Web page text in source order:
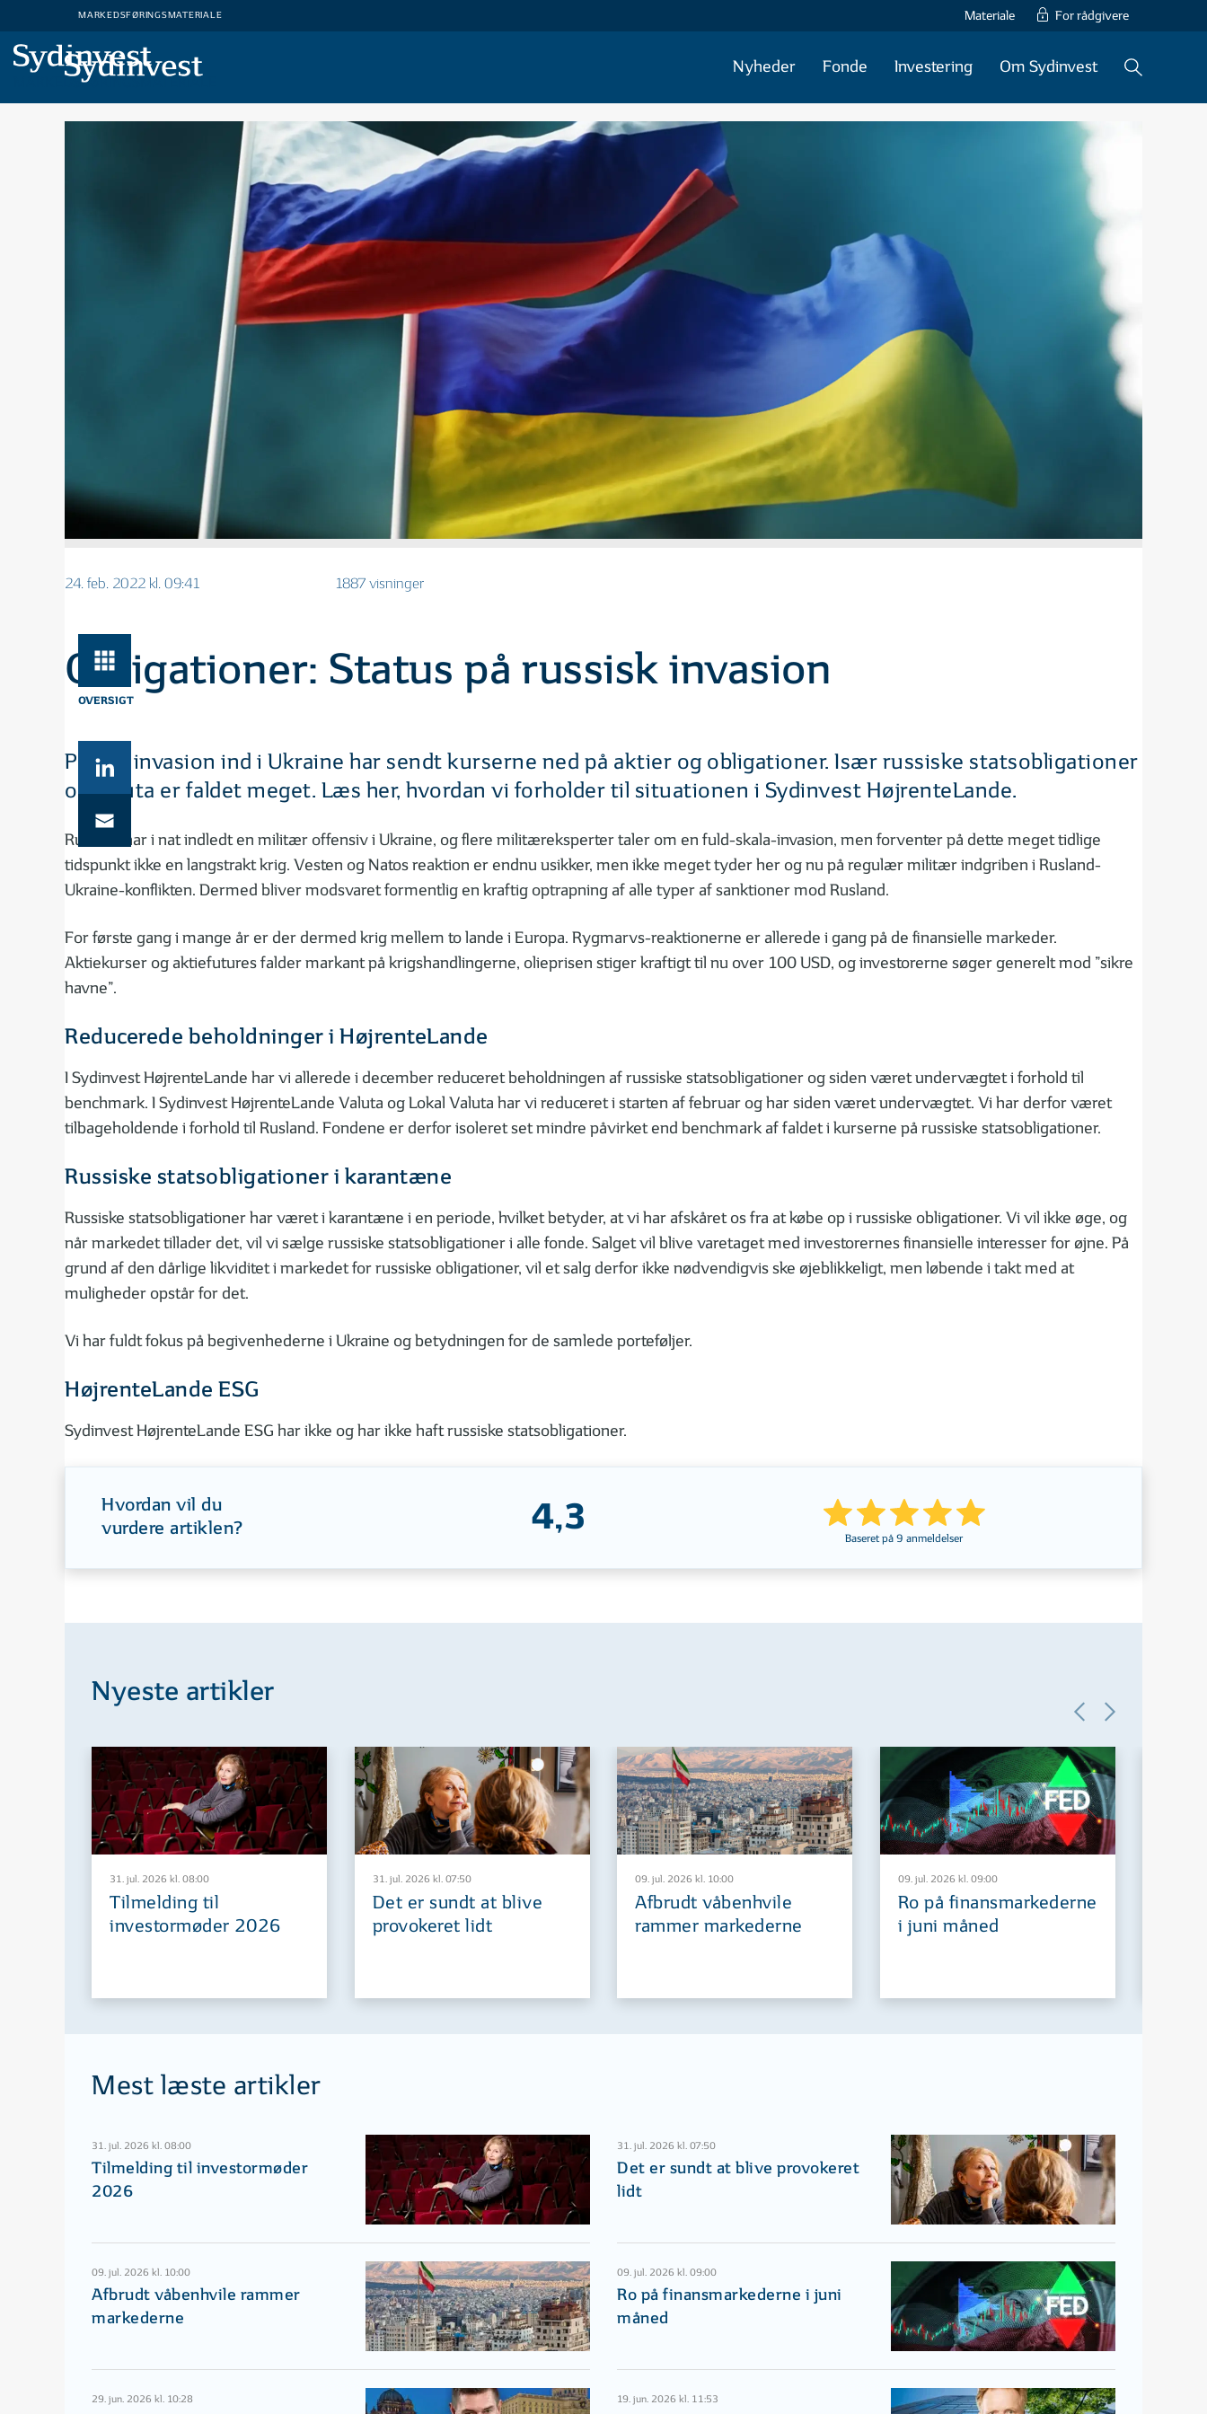
MARKEDSFØRINGSMATERIALE Materiale For rådgivere
MARKEDSFØRINGSMATERIALE
Nyheder Fonde Investering Om Sydinvest
OVERSIGT
24. feb. 2022 kl. 09:41 1887 visninger
Obligationer: Status på russisk invasion
Putins invasion ind i Ukraine har sendt kurserne ned på aktier og obligationer. Især russiske statsobligationer
og valuta er faldet meget. Læs her, hvordan vi forholder til situationen i Sydinvest HøjrenteLande.
Rusland har i nat indledt en militær offensiv i Ukraine, og flere militæreksperter taler om en fuld-skala-invasion, men forventer på dette meget tidlige
tidspunkt ikke en langstrakt krig. Vesten og Natos reaktion er endnu usikker, men ikke meget tyder her og nu på regulær militær indgriben i Rusland-
Ukraine-konflikten. Dermed bliver modsvaret formentlig en kraftig optrapning af alle typer af sanktioner mod Rusland.
For første gang i mange år er der dermed krig mellem to lande i Europa. Rygmarvs-reaktionerne er allerede i gang på de finansielle markeder.
Aktiekurser og aktiefutures falder markant på krigshandlingerne, olieprisen stiger kraftigt til nu over 100 USD, og investorerne søger generelt mod ”sikre
havne”.
Reducerede beholdninger i HøjrenteLande
I Sydinvest HøjrenteLande har vi allerede i december reduceret beholdningen af russiske statsobligationer og siden været undervægtet i forhold til
benchmark. I Sydinvest HøjrenteLande Valuta og Lokal Valuta har vi reduceret i starten af februar og har siden været undervægtet. Vi har derfor været
tilbageholdende i forhold til Rusland. Fondene er derfor isoleret set mindre påvirket end benchmark af faldet i kurserne på russiske statsobligationer.
Russiske statsobligationer i karantæne
Russiske statsobligationer har været i karantæne i en periode, hvilket betyder, at vi har afskåret os fra at købe op i russiske obligationer. Vi vil ikke øge, og
når markedet tillader det, vil vi sælge russiske statsobligationer i alle fonde. Salget vil blive varetaget med investorernes finansielle interesser for øjne. På
grund af den dårlige likviditet i markedet for russiske obligationer, vil et salg derfor ikke nødvendigvis ske øjeblikkeligt, men løbende i takt med at
muligheder opstår for det.
Vi har fuldt fokus på begivenhederne i Ukraine og betydningen for de samlede porteføljer.
HøjrenteLande ESG
Sydinvest HøjrenteLande ESG har ikke og har ikke haft russiske statsobligationer.
Hvordan vil du
vurdere artiklen?
4,3 Baseret på9 anmeldelser
Nyeste artikler
31. jul. 2026 kl. 08:00
Tilmelding til
investormøder 2026
31. jul. 2026 kl. 07:50
Det er sundt at blive
provokeret lidt
09. jul. 2026 kl. 10:00
Afbrudt våbenhvile
rammer markederne
09. jul. 2026 kl. 09:00
Ro på finansmarkederne
i juni måned
Mest læste artikler
31. jul. 2026 kl. 08:00
Tilmelding til investormøder
2026
31. jul. 2026 kl. 07:50
Det er sundt at blive provokeret
lidt
09. jul. 2026 kl. 10:00
Afbrudt våbenhvile rammer
markederne
09. jul. 2026 kl. 09:00
Ro på finansmarkederne i juni
måned
29. jun. 2026 kl. 10:28 19. jun. 2026 kl. 11:53